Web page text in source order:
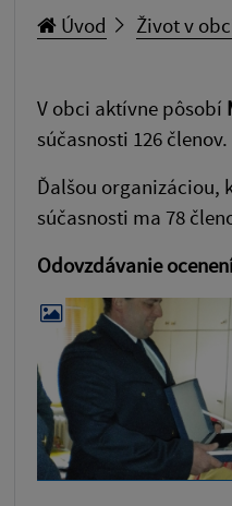
Úvod Život v
V obci aktívne pôsobí
súčasnosti 126 členov.
Ďalšou organizáciou,
súčasnosti ma 78
Odovzdávanie